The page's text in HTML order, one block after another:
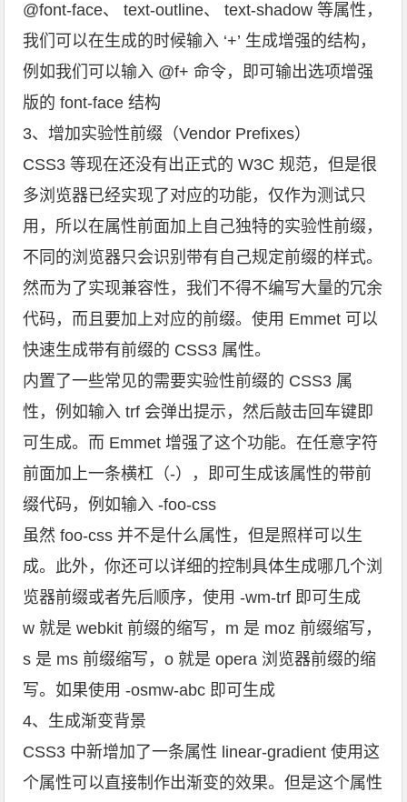
@font-face、 text-outline、 text-shadow 等属性，
我们可以在生成的时候输入 ‘+’ 生成增强的结构，
例如我们可以输入 @f+ 命令，即可输出选项增强
版的 font-face 结构
3、增加实验性前缀（Vendor Prefixes）
CSS3 等现在还没有出正式的 W3C 规范，但是很
多浏览器已经实现了对应的功能，仅作为测试只
用，所以在属性前面加上自己独特的实验性前缀，
不同的浏览器只会识别带有自己规定前缀的样式。
然而为了实现兼容性，我们不得不编写大量的冗余
代码，而且要加上对应的前缀。使用 Emmet 可以
快速生成带有前缀的 CSS3 属性。
内置了一些常见的需要实验性前缀的 CSS3 属
性，例如输入 trf 会弹出提示，然后敲击回车键即
可生成。而 Emmet 增强了这个功能。在任意字符
前面加上一条横杠（-），即可生成该属性的带前
缀代码，例如输入 -foo-css
虽然 foo-css 并不是什么属性，但是照样可以生
成。此外，你还可以详细的控制具体生成哪几个浏
览器前缀或者先后顺序，使用 -wm-trf 即可生成
w 就是 webkit 前缀的缩写，m 是 moz 前缀缩写，
s 是 ms 前缀缩写，o 就是 opera 浏览器前缀的缩
写。如果使用 -osmw-abc 即可生成
4、生成渐变背景
CSS3 中新增加了一条属性 linear-gradient 使用这
个属性可以直接制作出渐变的效果。但是这个属性